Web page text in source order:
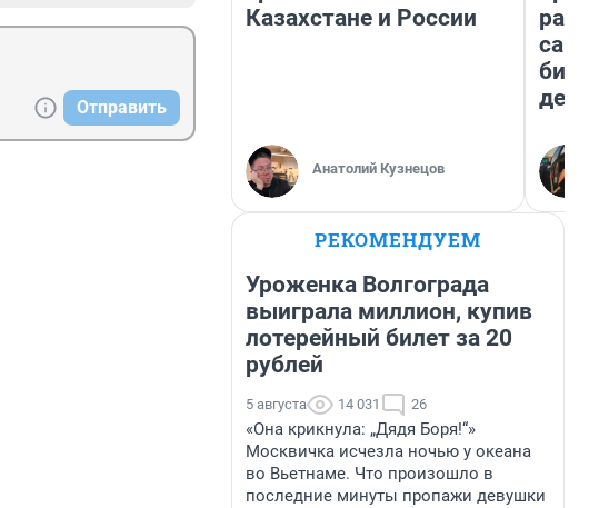
Отправить
Казахстане и России
Анатолий Кузнецов
РЕКОМЕНДУЕМ
Уроженка Волгограда
выиграла миллион, купив
лотерейный билет за 20
рублей
5 августа 14 031 26
«Она крикнула: „Дядя Боря!“»
Москвичка исчезла ночью у океана
во Вьетнаме. Что произошло в
последние минуты пропажи девушки